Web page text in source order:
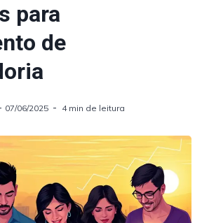
para
de
07/06/2025 4 min de leitura